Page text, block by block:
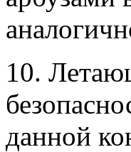
10.
данной